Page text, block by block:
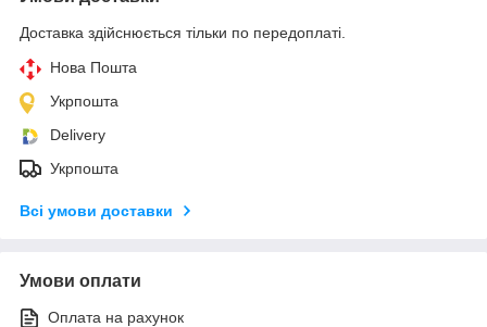
Доставка здійснюється тільки по передоплаті.
Нова Пошта
Укрпошта
Delivery
Укрпошта
Всі умови доставки
Умови оплати
Оплата на рахунок